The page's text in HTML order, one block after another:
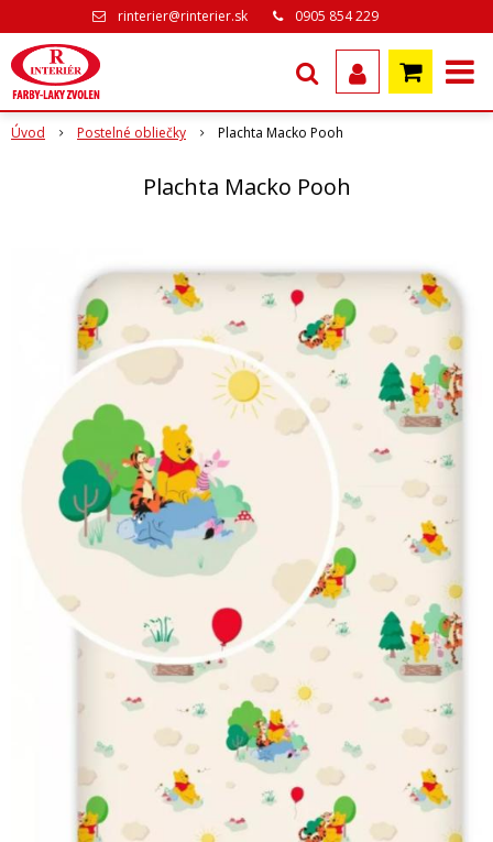
rinterier@rinterier.sk 0905 854 229
Úvod Postelné obliečky Plachta Macko Pooh
Plachta Macko Pooh